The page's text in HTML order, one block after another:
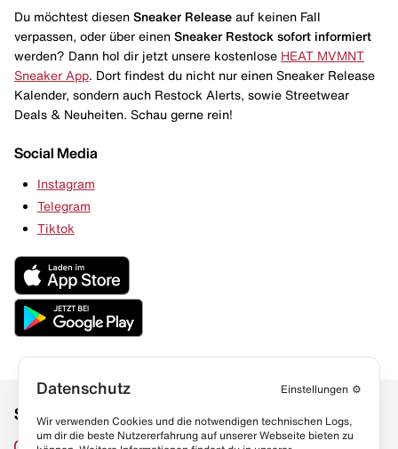
Du möchtest diesen Sneaker Release auf keinen Fall
verpassen, oder über einen Sneaker Restock sofort informiert
werden? Dann hol dir jetzt unsere kostenlose HEAT MVMNT
Sneaker App . Dort findest du nicht nur einen Sneaker Release
Kalender, sondern auch Restock Alerts, sowie Streetwear
Deals & Neuheiten. Schau gerne rein!
Social Media
Instagram
Telegram
Tiktok
Social Media Links
Datenschutz Einstellungen ⚙️
Wir verwenden Cookies und die notwendigen technischen Logs,
um dir die beste Nutzererfahrung auf unserer Webseite bieten zu